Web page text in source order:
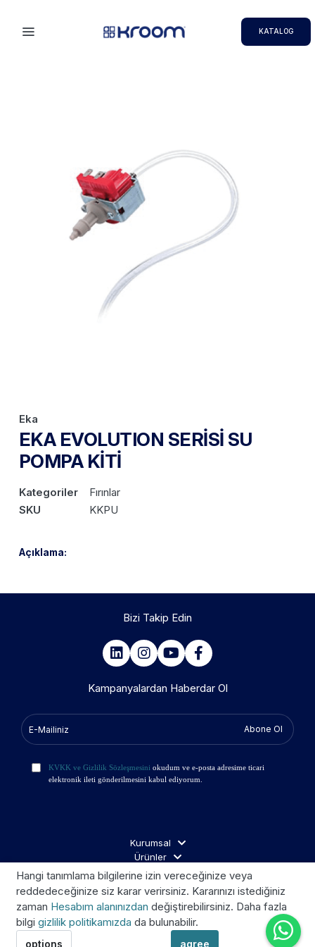
KATALOG
Eka
EKA EVOLUTION SERİSİ SU
POMPA KİTİ
Kategoriler
Fırınlar
SKU
KKPU
Açıklama:
Bizi Takip Edin
Kampanyalardan Haberdar Ol
Abone Ol
KVKK ve Gizlilik Sözleşmesini okudum ve e-posta adresime ticari
elektronik ileti gönderilmesini kabul ediyorum.
Kurumsal
Ürünler
İş Ortakları
Ziyaretçi Aydınlatma
Telif © 2026 Kroom. Tüm hakları saklıdır.
Hangi tanımlama bilgilerine izin vereceğinize veya
reddedeceğinize siz karar verirsiniz. Kararınızı istediğiniz
zaman Hesabım alanınızdan değiştirebilirsiniz. Daha fazla
bilgi gizlilik politikamızda da bulunabilir.
options agree